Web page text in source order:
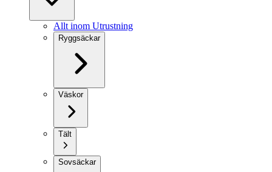
Allt inom Utrustning
Ryggsäckar
Väskor
Tält
Sovsäckar